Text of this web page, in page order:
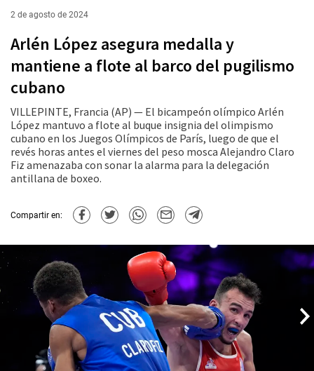
2 de agosto de 2024
Arlén López asegura medalla y
mantiene a flote al barco del pugilismo
cubano
VILLEPINTE, Francia (AP) — El bicampeón olímpico Arlén
López mantuvo a flote al buque insignia del olimpismo
cubano en los Juegos Olímpicos de París, luego de que el
revés horas antes el viernes del peso mosca Alejandro Claro
Fiz amenazaba con sonar la alarma para la delegación
antillana de boxeo.
Compartir en: